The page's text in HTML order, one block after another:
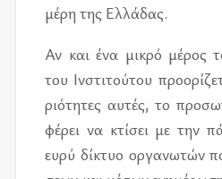
μέρη της Ελλά­δας.
Αν και ένα μι­κρό μέ­ρος
του Ινστι­τού­του
ριό­τη­τες αυ­τές, το
φέ­ρει να κτί­σει με την
ευρύ δί­κτυο ορ­γα­νω­τών